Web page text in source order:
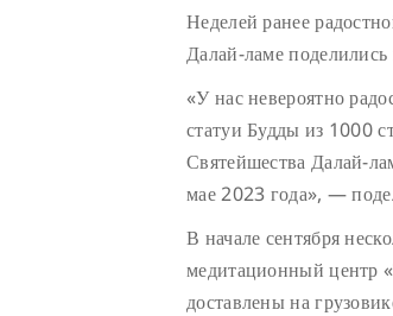
Неделей ранее
Далай-ламе
«У нас невероятно
статуи Будды из 1000
Святейшества Далай-
мае 2023 года», —
В начале сентября
медитационный центр
доставлены на